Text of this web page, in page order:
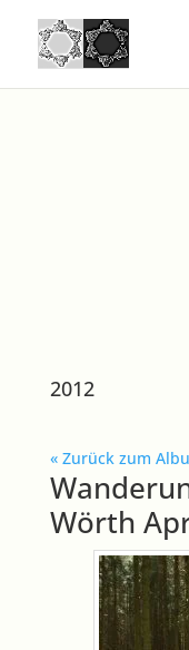
2012
« Zurück zum
Wörth